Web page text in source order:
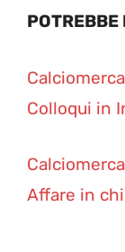
Colloqui in
Affare in